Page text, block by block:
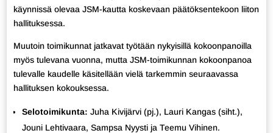
käynnissä olevaa JSM-kautta koskevaan päätöksentekoon liiton
hallituksessa.
Muutoin toimikunnat jatkavat työtään nykyisillä kokoonpanoilla
myös tulevana vuonna, mutta JSM-toimikunnan kokoonpanoa
tulevalle kaudelle käsitellään vielä tarkemmin seuraavassa
hallituksen kokouksessa.
Selotoimikunta: Juha Kivijärvi (pj.), Lauri Kangas (siht.),
Jouni Lehtivaara, Sampsa Nyysti ja Teemu Vihinen.